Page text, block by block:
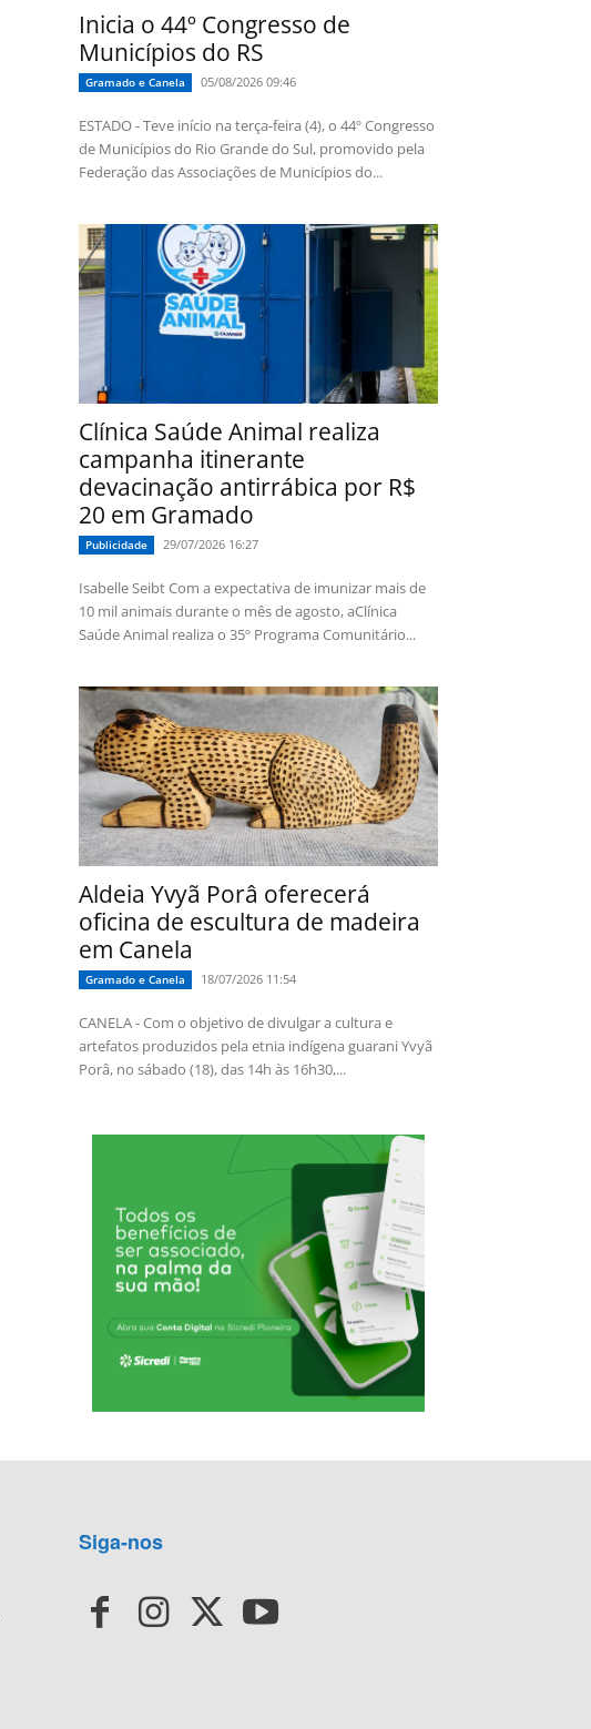
Inicia o 44º Congresso de
Municípios do RS
Gramado e Canela 05/08/2026 09:46
ESTADO - Teve início na terça-feira (4), o 44º Congresso
de Municípios do Rio Grande do Sul, promovido pela
Federação das Associações de Municípios do...
Clínica Saúde Animal realiza
campanha itinerante
devacinação antirrábica por R$
20 em Gramado
Publicidade 29/07/2026 16:27
Isabelle Seibt Com a expectativa de imunizar mais de
10 mil animais durante o mês de agosto, aClínica
Saúde Animal realiza o 35º Programa Comunitário...
Aldeia Yvyã Porâ oferecerá
oficina de escultura de madeira
em Canela
Gramado e Canela 18/07/2026 11:54
CANELA - Com o objetivo de divulgar a cultura e
artefatos produzidos pela etnia indígena guarani Yvyã
Porâ, no sábado (18), das 14h às 16h30,...
Siga-nos